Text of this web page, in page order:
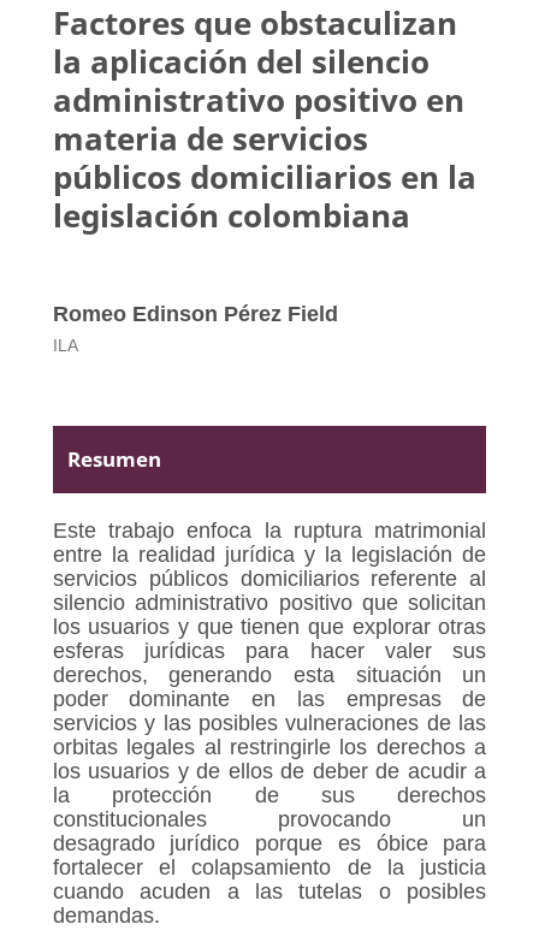
Factores que obstaculizan
la aplicación del silencio
administrativo positivo en
materia de servicios
públicos domiciliarios en la
legislación colombiana
Romeo Edinson Pérez Field
ILA
Resumen
Este trabajo enfoca la ruptura matrimonial
entre la realidad jurídica y la legislación de
servicios públicos domiciliarios referente al
silencio administrativo positivo que solicitan
los usuarios y que tienen que explorar otras
esferas jurídicas para hacer valer sus
derechos, generando esta situación un
poder dominante en las empresas de
servicios y las posibles vulneraciones de las
orbitas legales al restringirle los derechos a
los usuarios y de ellos de deber de acudir a
la protección de sus derechos
constitucionales provocando un
desagrado jurídico porque es óbice para
fortalecer el colapsamiento de la justicia
cuando acuden a las tutelas o posibles
demandas.